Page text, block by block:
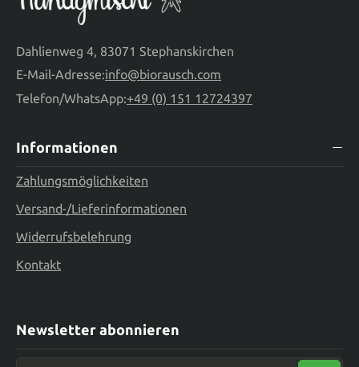
Dahlienweg 4, 83071 Stephanskirchen
E-Mail-Adresse:info@biorausch.com
Telefon/WhatsApp:+49 (0) 151 12724397
Informationen
Zahlungsmöglichkeiten
Versand-/Lieferinformationen
Widerrufsbelehrung
Kontakt
Newsletter abonnieren